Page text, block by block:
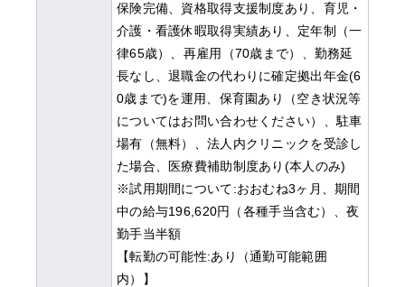
保険完備、資格取得支援制度あり、育児・
介護・看護休暇取得実績あり、定年制（一
律65歳）、再雇用（70歳まで）、勤務延
長なし、退職金の代わりに確定拠出年金(6
0歳まで)を運用、保育園あり（空き状況等
についてはお問い合わせください）、駐車
場有（無料）、法人内クリニックを受診し
た場合、医療費補助制度あり(本人のみ)
※試用期間について:おおむね3ヶ月、期間
中の給与196,620円（各種手当含む）、夜
勤手当半額
【転勤の可能性:あり（通勤可能範囲
内）】